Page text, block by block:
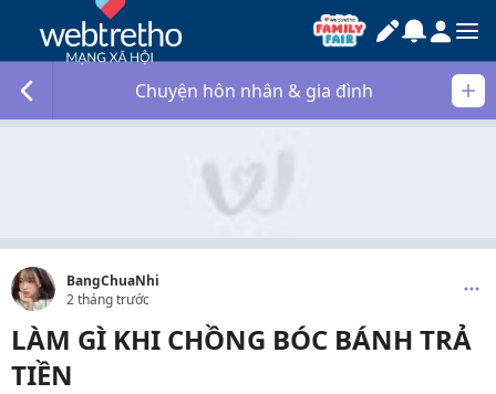
Chuyện hôn nhân & gia đình
BangChuaNhi
2 tháng trước
LÀM GÌ KHI CHỒNG BÓC BÁNH TRẢ
TIỀN